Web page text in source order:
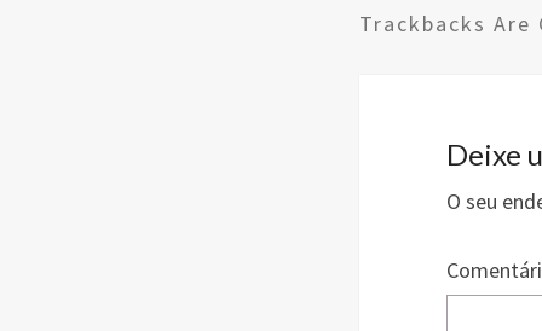
b
k
Trackbacks Are
Deixe
O seu